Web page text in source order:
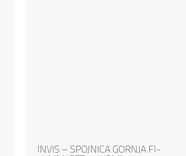
INVIS – SPOJNICA GORNJA FI-